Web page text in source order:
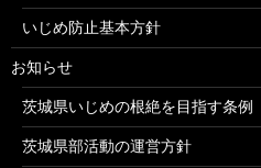
いじめ防止基本方針
お知らせ
茨城県いじめの根絶を目指す条例
茨城県部活動の運営方針